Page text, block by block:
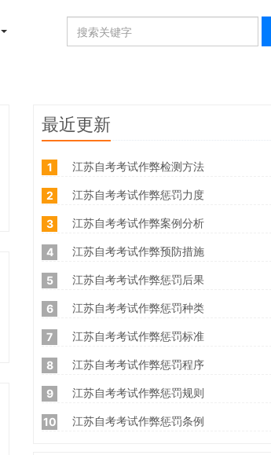
最近更新
1 江苏自考考试作弊检测方法
2 江苏自考考试作弊惩罚力度
3 江苏自考考试作弊案例分析
4 江苏自考考试作弊预防措施
5 江苏自考考试作弊惩罚后果
6 江苏自考考试作弊惩罚种类
7 江苏自考考试作弊惩罚标准
8 江苏自考考试作弊惩罚程序
9 江苏自考考试作弊惩罚规则
10 江苏自考考试作弊惩罚条例